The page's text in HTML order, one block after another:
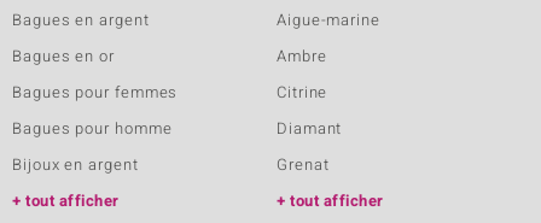
Bagues en argent
Bagues en or
Bagues pour femmes
Bagues pour homme
Bijoux en argent
tout afficher
Aigue-marine
Ambre
Citrine
Diamant
Grenat
tout afficher